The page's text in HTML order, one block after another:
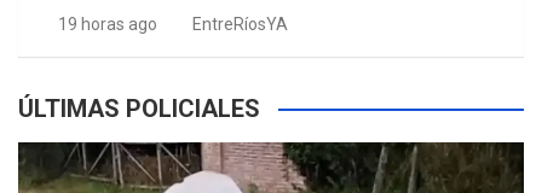
19 horas ago EntreRíosYA
ÚLTIMAS POLICIALES